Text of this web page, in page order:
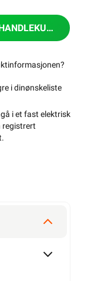
i dinønskeliste
i et fast elektrisk
registrert
.